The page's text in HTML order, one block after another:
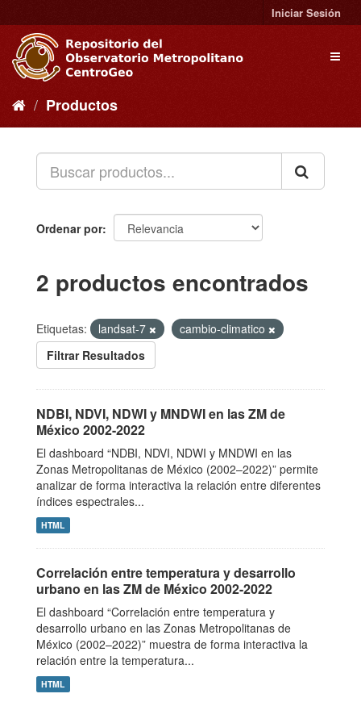
al
contenido
Iniciar Sesión
Productos
Ordenar por
2 productos encontrados
Etiquetas: landsat-7
cambio-climatico
Filtrar Resultados
NDBI, NDVI, NDWI y MNDWI en las ZM de
México 2002-2022
El dashboard “NDBI, NDVI, NDWI y MNDWI en las
Zonas Metropolitanas de México (2002–2022)” permite
analizar de forma interactiva la relación entre diferentes
índices espectrales...
HTML
Correlación entre temperatura y desarrollo
urbano en las ZM de México 2002-2022
El dashboard “Correlación entre temperatura y
desarrollo urbano en las Zonas Metropolitanas de
México (2002–2022)” muestra de forma interactiva la
relación entre la temperatura...
HTML